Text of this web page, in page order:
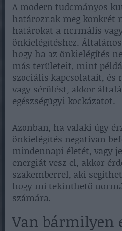
A modern tudományos
határoznak meg konkrét
határokat a normális
önkielégítéshez.
hogy ha az önkielégítés
más területeit, mint
szociális kapcsolatait, és
vagy sérülést, akkor
egészségügyi kockázatot.
Azonban, ha valaki úgy
önkielégítés negatívan
mindennapi életét, vagy
energiát vesz el, akkor
szakemberrel, aki
hogy mi tekinthető
számára.
Van bármilyen